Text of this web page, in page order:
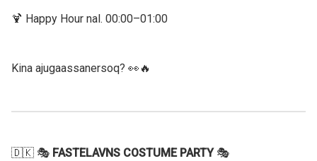
🍹 Happy Hour nal. 00:00–01:00
Kina ajugaassanersoq? 👀🔥
🇩🇰 🎭 FASTELAVNS COSTUME PARTY 🎭